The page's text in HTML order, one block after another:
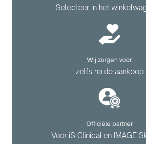
Selecteer in het
Wij zorgen voor
zelfs na de aankoop
Officiële partner
Voor iS Clinical en IMAGE